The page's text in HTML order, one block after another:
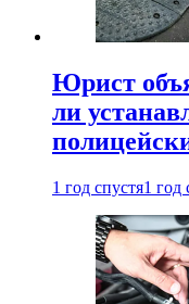
Юрист
ли
1 год спустя1 год